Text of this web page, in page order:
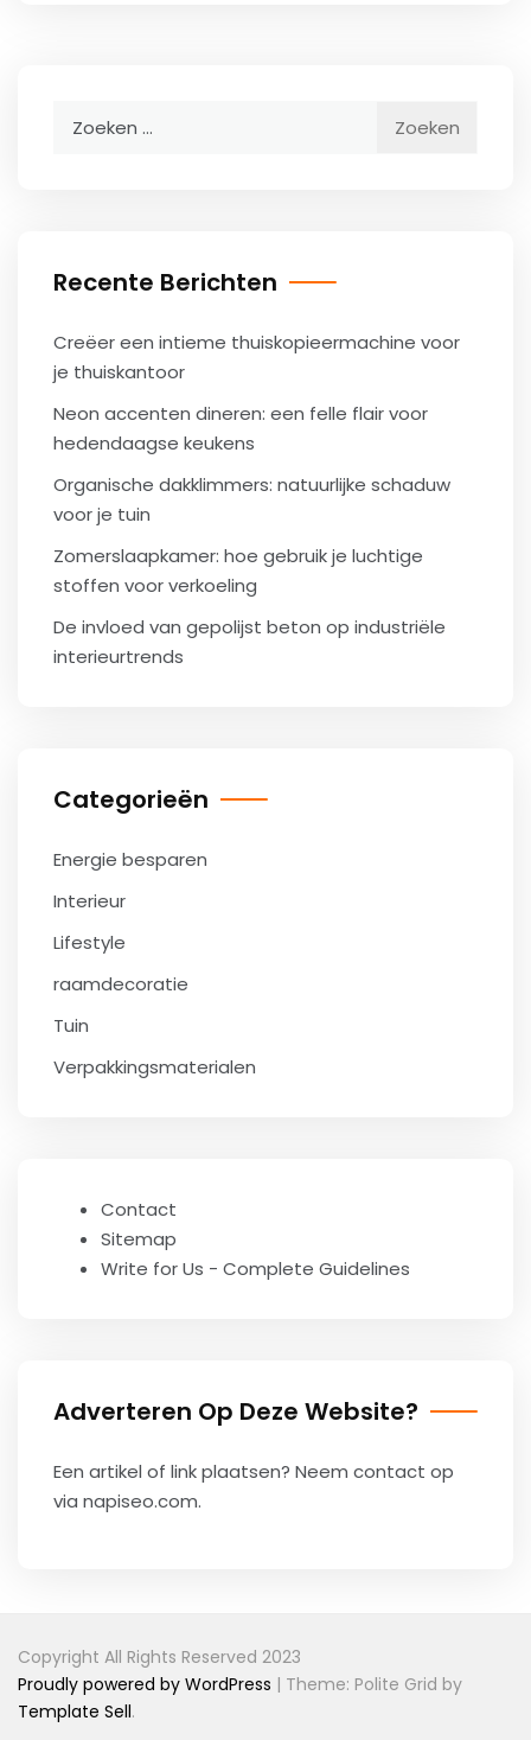
Recente Berichten
Creëer een intieme thuiskopieermachine voor
je thuiskantoor
Neon accenten dineren: een felle flair voor
hedendaagse keukens
Organische dakklimmers: natuurlijke schaduw
voor je tuin
Zomerslaapkamer: hoe gebruik je luchtige
stoffen voor verkoeling
De invloed van gepolijst beton op industriële
interieurtrends
Categorieën
Energie besparen
Interieur
Lifestyle
raamdecoratie
Tuin
Verpakkingsmaterialen
Contact
Sitemap
Write for Us - Complete Guidelines
Adverteren Op Deze Website?
Een artikel of link plaatsen? Neem contact op
via napiseo.com.
Copyright All Rights Reserved 2023
Proudly powered by WordPress | Theme: Polite Grid by
Template Sell.